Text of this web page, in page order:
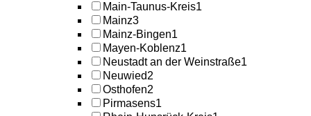
Main-Taunus-Kreis1
Mainz3
Mainz-Bingen1
Mayen-Koblenz1
Neustadt an der Weinstraße1
Neuwied2
Osthofen2
Pirmasens1